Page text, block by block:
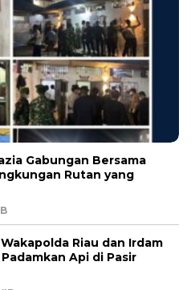
Gabungan Bersama
Rutan yang
Riau dan Irdam
Api di Pasir